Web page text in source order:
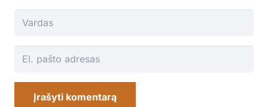
Įrašyti komentarą